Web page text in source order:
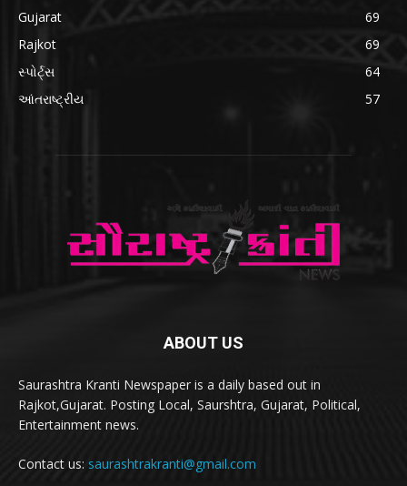
Gujarat
69
Rajkot
69
સ્પોર્ટ્સ
64
આંતરાષ્ટ્રીય
57
ABOUT US
Saurashtra Kranti Newspaper is a daily based out in
Rajkot,Gujarat. Posting Local, Saurshtra, Gujarat, Political,
Entertainment news.
Contact us: saurashtrakranti@gmail.com